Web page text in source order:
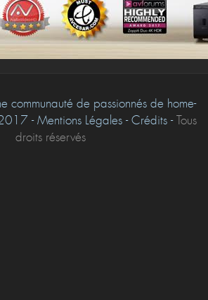
communauté de passionnés de home-
- Mentions Légales - Crédits -Tous
droits réservés